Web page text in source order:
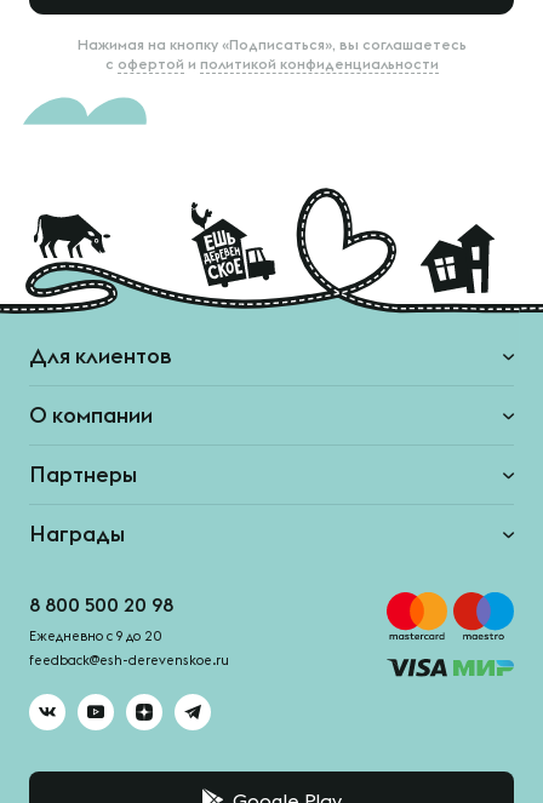
Нажимая на кнопку «Подписаться», вы соглашаетесь
с офертой и политикой конфиденциальности
Для клиентов
О компании
Партнеры
Награды
8 800 500 20 98
Ежедневно с 9 до 20
feedback@esh-derevenskoe.ru